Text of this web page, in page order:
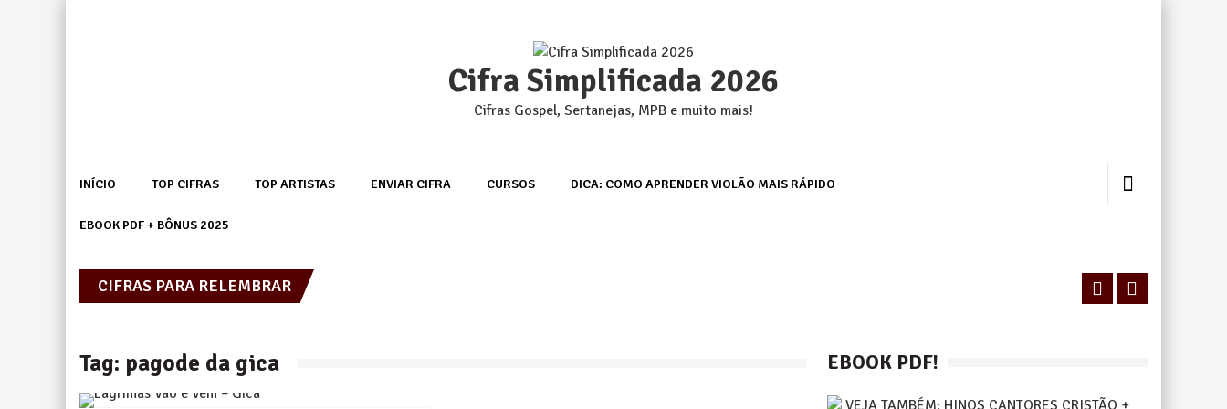
Cifra Simplificada 2026
Cifras Gospel, Sertanejas, MPB e muito mais!
INÍCIO TOP CIFRAS TOP ARTISTAS ENVIAR CIFRA CURSOS DICA: COMO APRENDER VIOLÃO MAIS RÁPIDO
EBOOK PDF + BÔNUS 2025
CIFRAS PARA RELEMBRAR
Legião Urbana
Tag: pagode da gica EBOOK PDF!
VEJA TAMBÉM: HINOS CANTORES CRISTÃO +